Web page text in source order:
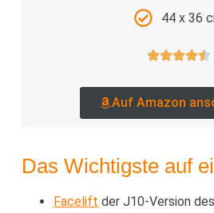
44 x 36
Auf Amazon
Das Wichtigste auf
Facelift der J10-Version des